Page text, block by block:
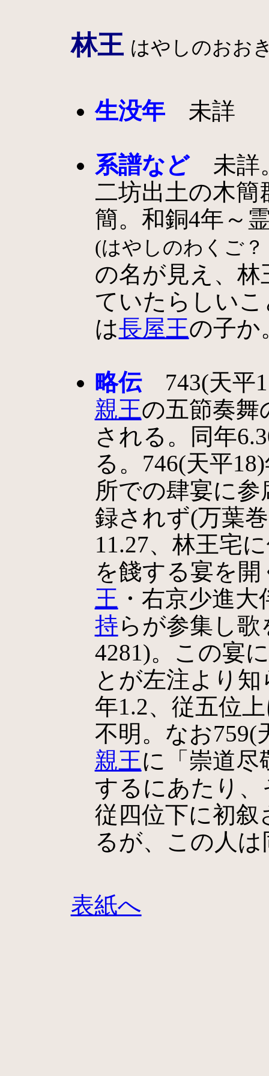
林王 はやしのおお
生没年未詳
系譜など未詳
二坊出土の木簡
簡。和銅4年～
(はやしのわくご
の名が見え、
ていたらしい
は長屋王の子か
略伝743(天平
親王の五節奏舞
される。同年
る。746(天平
所での肆宴に
録されず(万葉
11.27、林王宅
を餞する宴を
王 ・右京少進
持らが参集し歌
4281)。この宴
とが左注より
年1.2、従五位
不明。なお759(
親王に「崇道尽
するにあたり
従四位下に初
るが、この人
表紙へ